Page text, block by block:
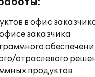
в офис
заказчика
отраслевого
продуктов